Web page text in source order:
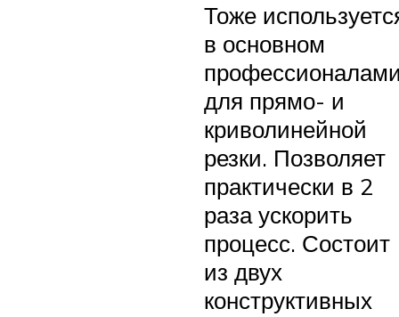
Тоже
в основном
для прямо- и
криволинейной
резки. Позволяет
практически в 2
раза ускорить
процесс. Состоит
из двух
конструктивных